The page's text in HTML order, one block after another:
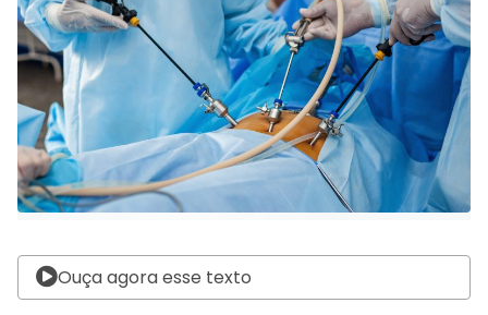
Ouça agora esse texto